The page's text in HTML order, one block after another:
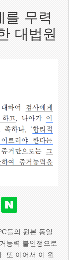
를 무력
대법원
들의 원본 동일
능력 불인정으로
또 이어서 이 원